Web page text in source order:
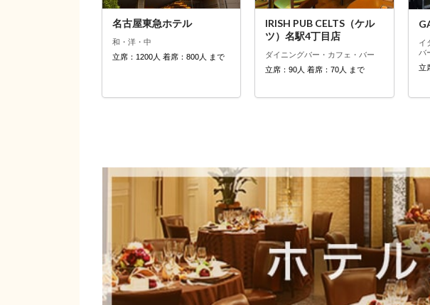
名古屋東急ホテル
和・洋・中
立席：1200人 着席：800人 まで
IRISH PUB CELTS（ケル
ツ）名駅4丁目店
ダイニングバー・カフェ・バー
立席：90人 着席：70人 まで
イ
バ
立